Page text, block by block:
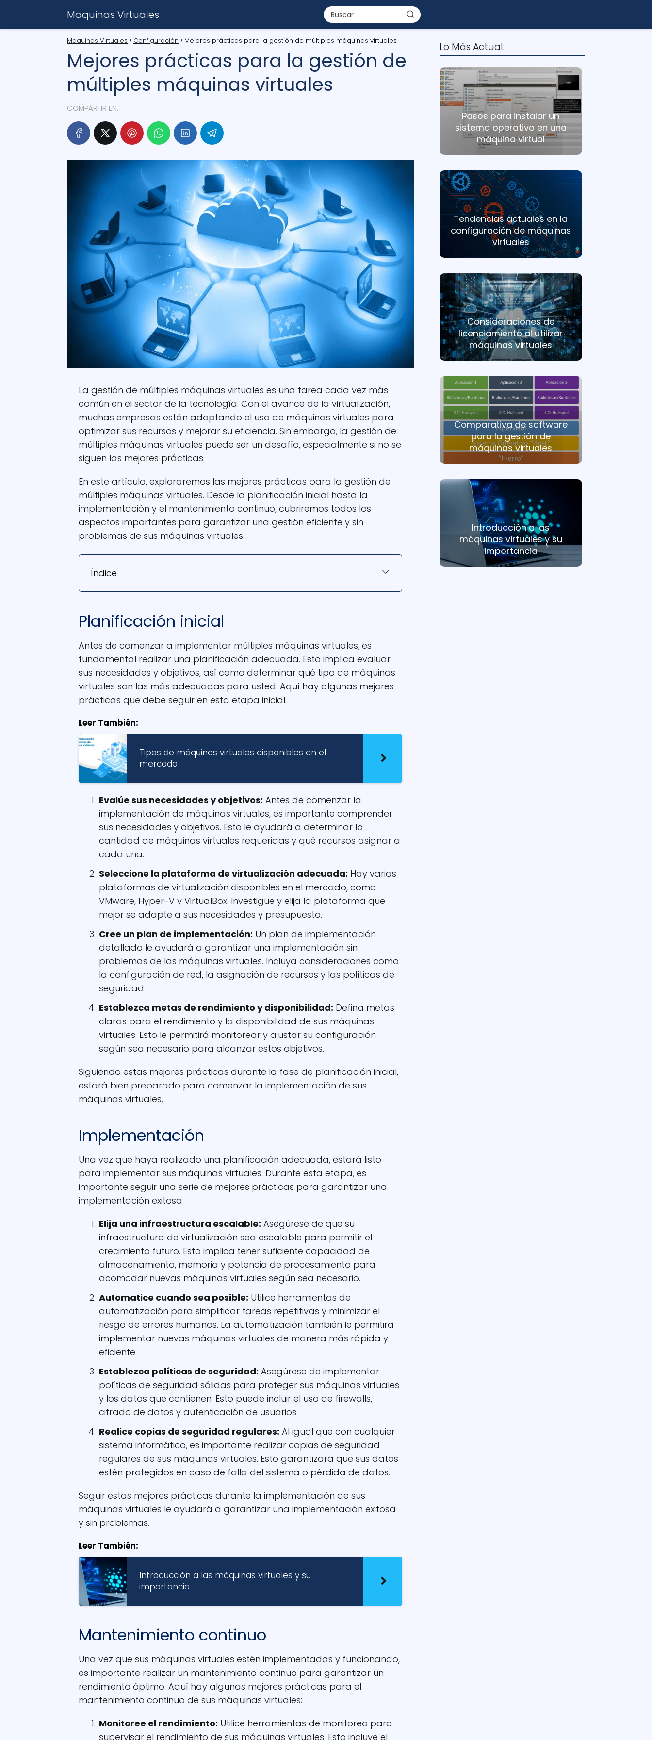
Maquinas Virtuales
Maquinas Virtuales Configuración Mejores prácticas para la gestión de múltiples máquinas virtuales
Mejores prácticas para la gestión de
múltiples máquinas virtuales
COMPARTIR EN:
La gestión de múltiples máquinas virtuales es una tarea cada vez más
común en el sector de la tecnología. Con el avance de la virtualización,
muchas empresas están adoptando el uso de máquinas virtuales para
optimizar sus recursos y mejorar su eficiencia. Sin embargo, la gestión de
múltiples máquinas virtuales puede ser un desafío, especialmente si no se
siguen las mejores prácticas.
En este artículo, exploraremos las mejores prácticas para la gestión de
múltiples máquinas virtuales. Desde la planificación inicial hasta la
implementación y el mantenimiento continuo, cubriremos todos los
aspectos importantes para garantizar una gestión eficiente y sin
problemas de sus máquinas virtuales.
Índice
Planificación inicial
Antes de comenzar a implementar múltiples máquinas virtuales, es
fundamental realizar una planificación adecuada. Esto implica evaluar
sus necesidades y objetivos, así como determinar qué tipo de máquinas
virtuales son las más adecuadas para usted. Aquí hay algunas mejores
prácticas que debe seguir en esta etapa inicial:
Leer También:
Tipos de máquinas virtuales disponibles en el
mercado
Evalúe sus necesidades y objetivos: Antes de comenzar la
implementación de máquinas virtuales, es importante comprender
sus necesidades y objetivos. Esto le ayudará a determinar la
cantidad de máquinas virtuales requeridas y qué recursos asignar a
cada una.
Seleccione la plataforma de virtualización adecuada: Hay varias
plataformas de virtualización disponibles en el mercado, como
VMware, Hyper-V y VirtualBox. Investigue y elija la plataforma que
mejor se adapte a sus necesidades y presupuesto.
Cree un plan de implementación: Un plan de implementación
detallado le ayudará a garantizar una implementación sin
problemas de las máquinas virtuales. Incluya consideraciones como
la configuración de red, la asignación de recursos y las políticas de
seguridad.
Establezca metas de rendimiento y disponibilidad: Defina metas
claras para el rendimiento y la disponibilidad de sus máquinas
virtuales. Esto le permitirá monitorear y ajustar su configuración
según sea necesario para alcanzar estos objetivos.
Siguiendo estas mejores prácticas durante la fase de planificación inicial,
estará bien preparado para comenzar la implementación de sus
máquinas virtuales.
Implementación
Una vez que haya realizado una planificación adecuada, estará listo
para implementar sus máquinas virtuales. Durante esta etapa, es
importante seguir una serie de mejores prácticas para garantizar una
implementación exitosa:
Elija una infraestructura escalable: Asegúrese de que su
infraestructura de virtualización sea escalable para permitir el
crecimiento futuro. Esto implica tener suficiente capacidad de
almacenamiento, memoria y potencia de procesamiento para
acomodar nuevas máquinas virtuales según sea necesario.
Automatice cuando sea posible: Utilice herramientas de
automatización para simplificar tareas repetitivas y minimizar el
riesgo de errores humanos. La automatización también le permitirá
implementar nuevas máquinas virtuales de manera más rápida y
eficiente.
Establezca políticas de seguridad: Asegúrese de implementar
políticas de seguridad sólidas para proteger sus máquinas virtuales
y los datos que contienen. Esto puede incluir el uso de firewalls,
cifrado de datos y autenticación de usuarios.
Realice copias de seguridad regulares: Al igual que con cualquier
sistema informático, es importante realizar copias de seguridad
regulares de sus máquinas virtuales. Esto garantizará que sus datos
estén protegidos en caso de falla del sistema o pérdida de datos.
Seguir estas mejores prácticas durante la implementación de sus
máquinas virtuales le ayudará a garantizar una implementación exitosa
y sin problemas.
Leer También:
Introducción a las máquinas virtuales y su
importancia
Mantenimiento continuo
Una vez que sus máquinas virtuales estén implementadas y funcionando,
es importante realizar un mantenimiento continuo para garantizar un
rendimiento óptimo. Aquí hay algunas mejores prácticas para el
mantenimiento continuo de sus máquinas virtuales:
Monitoree el rendimiento: Utilice herramientas de monitoreo para
supervisar el rendimiento de sus máquinas virtuales. Esto incluye el
Lo Más Actual:
Pasos para instalar un
sistema operativo en una
máquina virtual
Tendencias actuales en la
configuración de máquinas
virtuales
Consideraciones de
licenciamiento al utilizar
máquinas virtuales
Comparativa de software
para la gestión de
máquinas virtuales
Introducción a las
máquinas virtuales y su
importancia